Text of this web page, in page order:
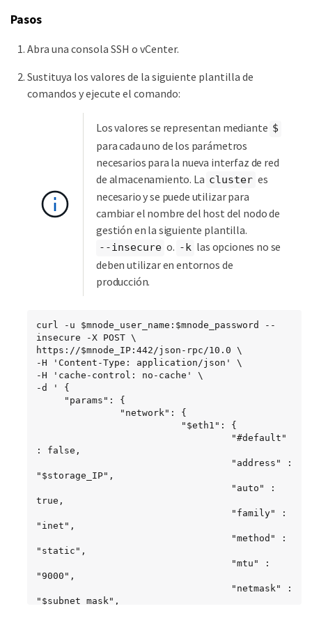
Pasos
Abra una consola SSH o vCenter.
Sustituya los valores de la siguiente plantilla de
comandos y ejecute el comando:
Los valores se representan mediante $
para cada uno de los parámetros
necesarios para la nueva interfaz de red
de almacenamiento. La cluster es
necesario y se puede utilizar para
cambiar el nombre del host del nodo de
gestión en la siguiente plantilla.
--insecure o. -k las opciones no se
deben utilizar en entornos de
producción.
curl -u $mnode_user_name:$mnode_password --
insecure -X POST \
https://$mnode_IP:442/json-rpc/10.0 \
-H 'Content-Type: application/json' \
-H 'cache-control: no-cache' \
-d ' {
: false,
"$storage_IP",
true,
"inet",
"static",
"9000",
"$subnet_mask",